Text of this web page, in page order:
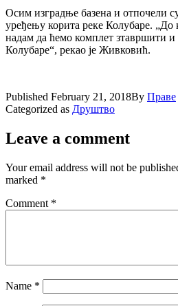
Осим изградње базена и отпочели
уређењу корита реке Колубаре. „До
надам да ћемо комплет зтавршити и
Колубаре“, рекао је Живковић.
Published February 21, 2018By Праве
Categorized as Друштво
Leave a comment
Your email address will not be
marked *
Comment *
Name *